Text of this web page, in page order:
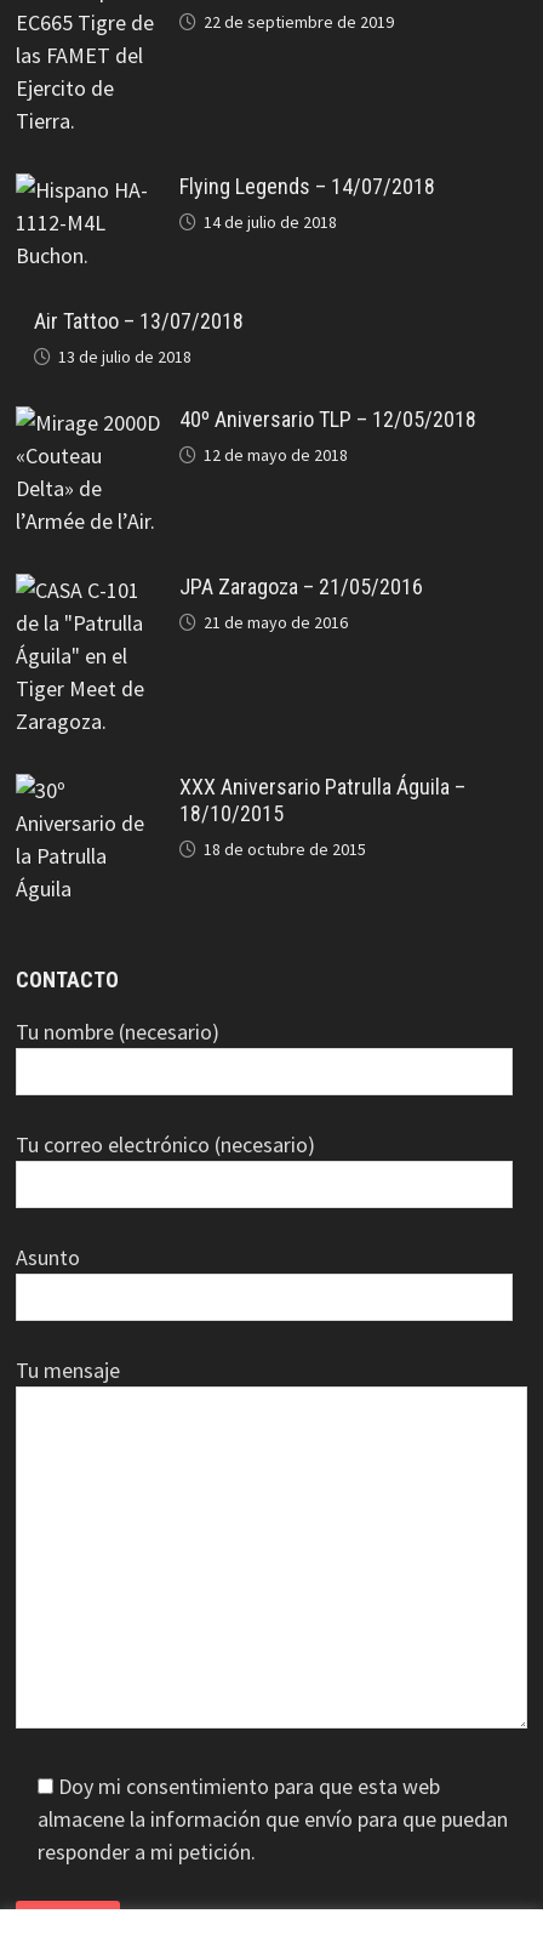
22 de septiembre de 2019
Flying Legends – 14/07/2018
14 de julio de 2018
Air Tattoo – 13/07/2018
13 de julio de 2018
40º Aniversario TLP – 12/05/2018
12 de mayo de 2018
JPA Zaragoza – 21/05/2016
21 de mayo de 2016
XXX Aniversario Patrulla Águila –
18/10/2015
18 de octubre de 2015
CONTACTO
Tu nombre (necesario)
Tu correo electrónico (necesario)
Asunto
Tu mensaje
Doy mi consentimiento para que esta web
almacene la información que envío para que puedan
responder a mi petición.